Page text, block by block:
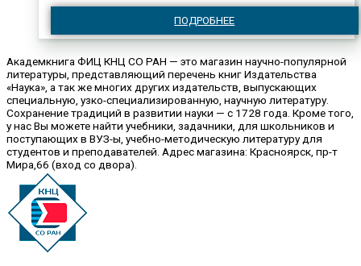
ПОДРОБНЕЕ
Академкнига ФИЦ КНЦ СО РАН — это магазин научно-популярной
литературы, представляющий перечень книг Издательства
«Наука», а так же многих других издательств, выпускающих
специальную, узко-специализированную, научную литературу.
Сохранение традиций в развитии науки — с 1728 года. Кроме того,
у нас Вы можете найти учебники, задачники, для школьников и
поступающих в ВУЗ-ы, учебно-методическую литературу для
студентов и преподавателей. Адрес магазина: Красноярск, пр-т
Мира,66 (вход со двора).